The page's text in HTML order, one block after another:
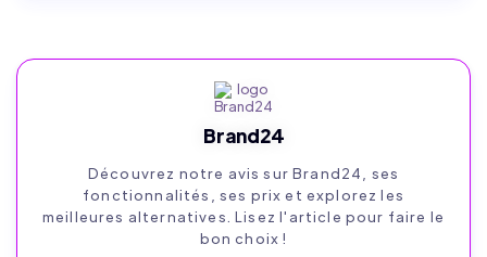
Brand24
Découvrez notre avis sur Brand24, ses
fonctionnalités, ses prix et explorez les
meilleures alternatives. Lisez l'article pour faire le
bon choix !